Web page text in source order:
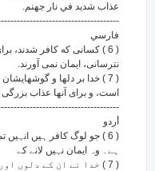
عذاب شديد في نار جهنم.
فارسي
( 6 ) کسانی که کافر شدند،
نترسانی، ایمان نمی آورند.
( 7 ) خدا بر دلها و
است، و برای آنها عذاب
أردو
( 6 ) جو لوگ کافر ہیں انہیں
ہے۔ وہ ایمان نہیں لانے کے
( 7 ) خدا نے ان کے دلوں